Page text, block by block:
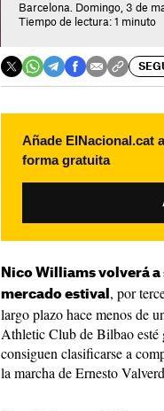
Barcelona. Domingo, 3 de
Tiempo de lectura: 1 minuto
Añade ElNacional.cat
forma gratuita
Nico Williams volverá a
mercado estival , por
largo plazo hace menos de
Athletic Club de Bilbao esté
consiguen clasificarse a
la marcha de Ernesto